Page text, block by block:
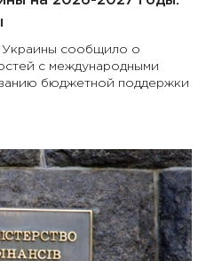
Украины сообщило о
с международными
бюджетной поддержки